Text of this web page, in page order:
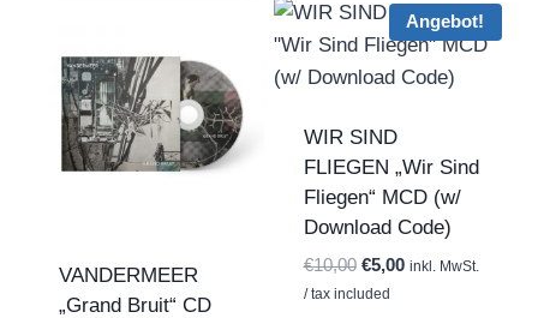
VANDERMEER
„Grand Bruit“ CD
Angebot!
WIR SIND
FLIEGEN „Wir Sind
Fliegen“ MCD (w/
Download Code)
€10,00 Ursprünglicher
Preis
€5,00Aktueller
inkl. MwSt.
/ tax included